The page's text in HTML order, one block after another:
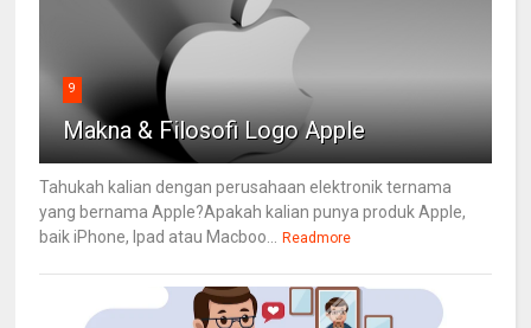
9
Makna & Filosofi Logo Apple
Tahukah kalian dengan perusahaan elektronik ternama
yang bernama Apple?Apakah kalian punya produk Apple,
baik iPhone, Ipad atau Macboo...
Readmore